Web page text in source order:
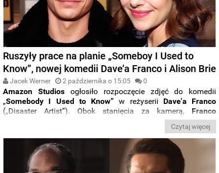
Ruszyły prace na planie „Someboy I Used to
Know”, nowej komedii Dave’a Franco i Alison Brie
Jacek Werner 2 października o 15:05 0
Amazon Studios ogłosiło rozpoczęcie zdjęć do komedii
„Somebody I Used to Know” w reżyserii Dave'a Franco
(„Disaster Artist”). Obok stanięcia za kamerą, Franco
, wraz z małżonkąAlison
głównych ról .
Czytaj więcej